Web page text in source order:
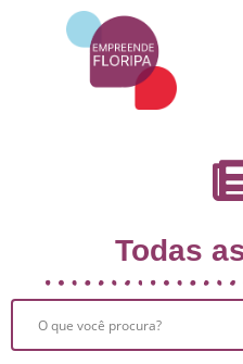
Todas